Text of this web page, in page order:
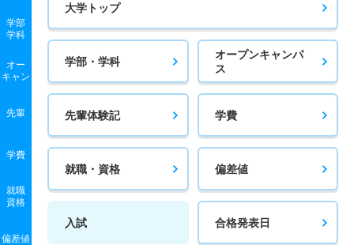
学部
学科
オー
キャン
先輩
学費
就職
資格
偏差値
大学トップ
学部・学科
オープンキャンパ
ス
先輩体験記 学費
就職・資格 偏差値
入試 合格発表日